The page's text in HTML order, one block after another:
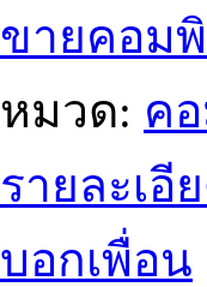
ขายคอมพิ
หมวด: ค
รายละเอี
บอกเพื่อน